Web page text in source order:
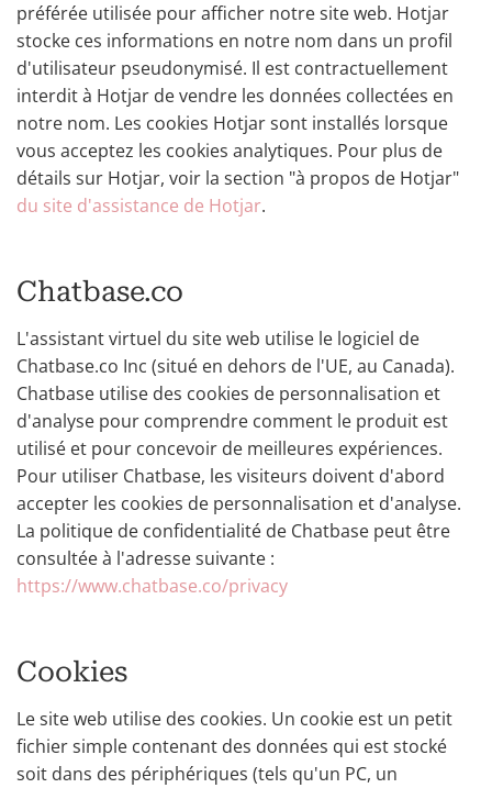
préférée utilisée pour afficher notre site web. Hotjar
stocke ces informations en notre nom dans un profil
d'utilisateur pseudonymisé. Il est contractuellement
interdit à Hotjar de vendre les données collectées en
notre nom. Les cookies Hotjar sont installés lorsque
vous acceptez les cookies analytiques. Pour plus de
détails sur Hotjar, voir la section "à propos de Hotjar"
du site d'assistance de Hotjar.
Chatbase.co
L'assistant virtuel du site web utilise le logiciel de
Chatbase.co Inc (situé en dehors de l'UE, au Canada).
Chatbase utilise des cookies de personnalisation et
d'analyse pour comprendre comment le produit est
utilisé et pour concevoir de meilleures expériences.
Pour utiliser Chatbase, les visiteurs doivent d'abord
accepter les cookies de personnalisation et d'analyse.
La politique de confidentialité de Chatbase peut être
consultée à l'adresse suivante :
https://www.chatbase.co/privacy
Cookies
Le site web utilise des cookies. Un cookie est un petit
fichier simple contenant des données qui est stocké
soit dans des périphériques (tels qu'un PC, un